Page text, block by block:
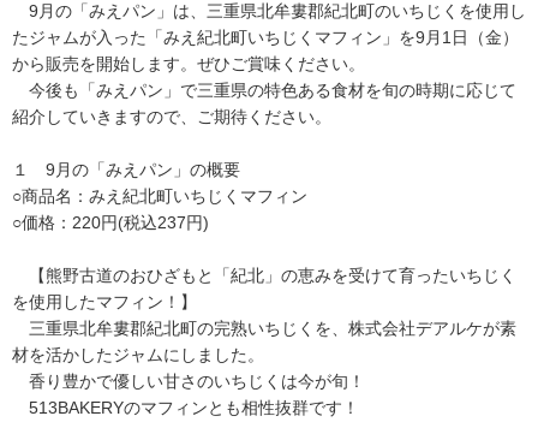
9月の「みえパン」は、三重県北牟婁郡紀北町のいちじくを使用し
たジャムが入った「みえ紀北町いちじくマフィン」を9月1日（金）
から販売を開始します。ぜひご賞味ください。
今後も「みえパン」で三重県の特色ある食材を旬の時期に応じて
紹介していきますので、ご期待ください。
１ 9月の「みえパン」の概要
○商品名：みえ紀北町いちじくマフィン
○価格：220円(税込237円)
【熊野古道のおひざもと「紀北」の恵みを受けて育ったいちじく
を使用したマフィン！】
三重県北牟婁郡紀北町の完熟いちじくを、株式会社デアルケが素
材を活かしたジャムにしました。
香り豊かで優しい甘さのいちじくは今が旬！
513BAKERYのマフィンとも相性抜群です！